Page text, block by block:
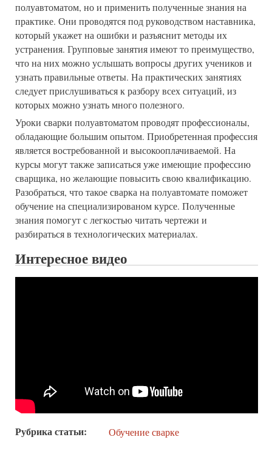
полуавтоматом, но и применить полученные знания на
практике. Они проводятся под руководством наставника,
который укажет на ошибки и разъяснит методы их
устранения. Групповые занятия имеют то преимущество,
что на них можно услышать вопросы других учеников и
узнать правильные ответы. На практических занятиях
следует прислушиваться к разбору всех ситуаций, из
которых можно узнать много полезного.
Уроки сварки полуавтоматом проводят профессионалы,
обладающие большим опытом. Приобретенная профессия
является востребованной и высокооплачиваемой. На
курсы могут также записаться уже имеющие профессию
сварщика, но желающие повысить свою квалификацию.
Разобраться, что такое сварка на полуавтомате поможет
обучение на специализированом курсе. Полученные
знания помогут с легкостью читать чертежи и
разбираться в технологических материалах.
Интересное видео
Рубрика статьи Обучение сварке